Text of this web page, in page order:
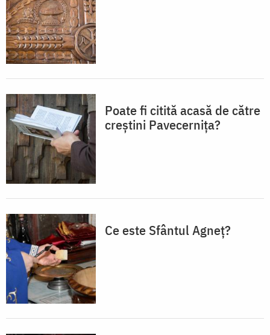
Poate fi citită acasă de către
creștini Pavecernița?
Ce este Sfântul Agneț?